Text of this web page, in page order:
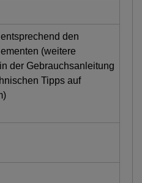
den
(weitere
der Gebrauchsanleitung
Tipps auf